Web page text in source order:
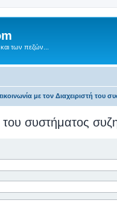
των πεζών...
με τον Διαχειριστή του
του συστήματος